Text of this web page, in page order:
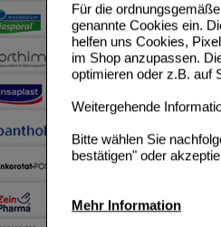
Für die
genannte Cookies ein.
helfen uns Cookies,
im Shop anzupassen.
optimieren oder z.B. auf
Weitergehende
Bitte wählen Sie
bestätigen" oder
Mehr Information
30